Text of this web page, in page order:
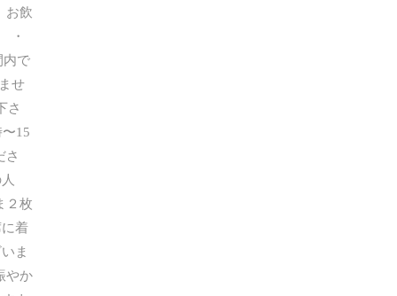
お飲
・
内で
せ
さ
15
枚
着
ま
やか